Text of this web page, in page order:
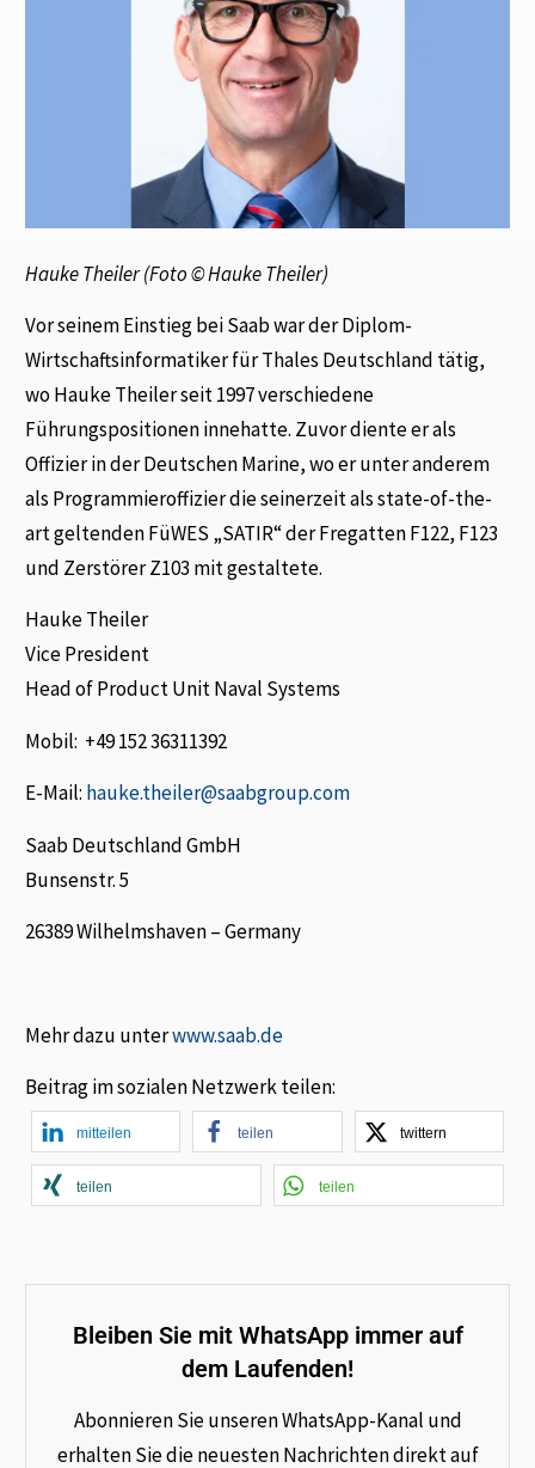
Hauke Theiler (Foto © Hauke Theiler)
Vor seinem Einstieg bei Saab war der Diplom-
Wirtschaftsinformatiker für Thales Deutschland tätig,
wo Hauke Theiler seit 1997 verschiedene
Führungspositionen innehatte. Zuvor diente er als
Offizier in der Deutschen Marine, wo er unter anderem
als Programmieroffizier die seinerzeit als state-of-the-
art geltenden FüWES „SATIR“ der Fregatten F122, F123
und Zerstörer Z103 mit gestaltete.
Hauke Theiler
Vice President
Head of Product Unit Naval Systems
Mobil: +49 152 36311392
E-Mail: hauke.theiler@saabgroup.com
Saab Deutschland GmbH
Bunsenstr. 5
26389 Wilhelmshaven – Germany
Mehr dazu unterwww.saab.de
Beitrag im sozialen Netzwerk teilen:
mitteilen teilen twittern
teilen teilen
Bleiben Sie mit WhatsApp immer auf
dem Laufenden!
Abonnieren Sie unseren WhatsApp-Kanal und
erhalten Sie die neuesten Nachrichten direkt auf